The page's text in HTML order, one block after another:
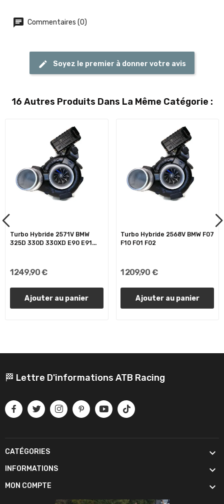
Commentaires (0)
Soyez le premier à donner votre avis
16 Autres Produits Dans La Même Catégorie :
Turbo Hybride 2571V BMW
325D 330D 330XD E90 E91...
1 249,90 €
Ajouter au panier
Turbo Hybride 2568V BMW F07
F10 F01 F02
1 209,90 €
Ajouter au panier
🏁 Lettre D'informations ATB Racing
CATÉGORIES 
INFORMATIONS 
MON COMPTE 